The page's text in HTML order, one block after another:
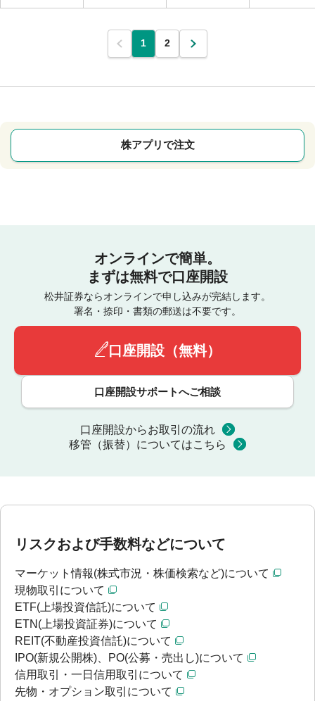
1 2
株アプリで注文
オンラインで簡単。
まずは無料で口座開設
松井証券ならオンラインで申し込みが完結します。
署名・捺印・書類の郵送は不要です。
口座開設（無料）
口座開設サポートへご相談
口座開設からお取引の流れ
移管（振替）についてはこちら
リスクおよび手数料などについて
マーケット情報(株式市況・株価検索など)について
現物取引について
ETF(上場投資信託)について
ETN(上場投資証券)について
REIT(不動産投資信託)について
IPO(新規公開株)、PO(公募・売出し)について
信用取引・一日信用取引について
先物・オプション取引について